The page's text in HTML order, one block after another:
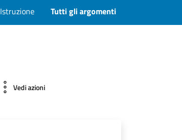
Istruzione Tutti gli argomenti
Vedi azioni